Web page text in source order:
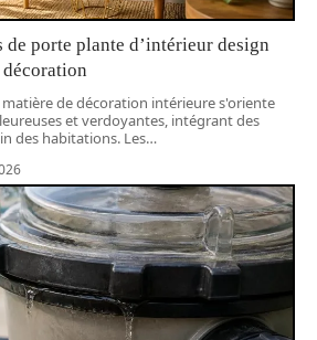
de porte plante d’intérieur design
de décoration intérieure s'oriente
et verdoyantes, intégrant des
des habitations. Les…